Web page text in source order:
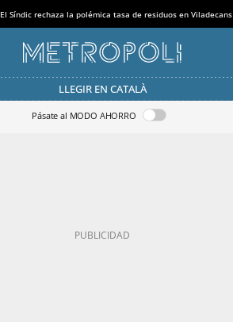
El Síndic rechaza la polémica tasa de residuos en Viladecans
LLEGIR EN CATALÀ
Pásate al MODO AHORRO